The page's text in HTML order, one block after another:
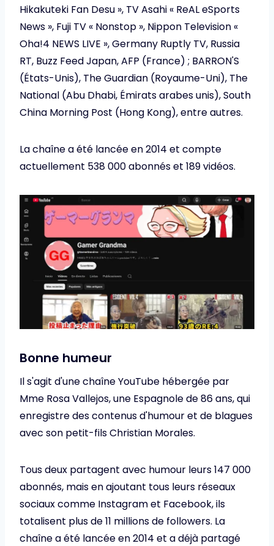
Hikakuteki Fan Desu », TV Asahi « ReAL eSports
News », Fuji TV « Nonstop », Nippon Television «
Oha!4 NEWS LIVE », Germany Ruptly TV, Russia
RT, Buzz Feed Japan, AFP (France) ; BARRON'S
(États-Unis), The Guardian (Royaume-Uni), The
National (Abu Dhabi, Émirats arabes unis), South
China Morning Post (Hong Kong), entre autres.
La chaîne a été lancée en 2014 et compte
actuellement 538 000 abonnés et 189 vidéos.
Bonne humeur
Il s'agit d'une chaîne YouTube hébergée par
Mme Rosa Vallejos, une Espagnole de 86 ans, qui
enregistre des contenus d'humour et de blagues
avec son petit-fils Christian Morales.
Tous deux partagent avec humour leurs 147 000
abonnés, mais en ajoutant tous leurs réseaux
sociaux comme Instagram et Facebook, ils
totalisent plus de 11 millions de followers. La
chaîne a été lancée en 2014 et a déjà partagé